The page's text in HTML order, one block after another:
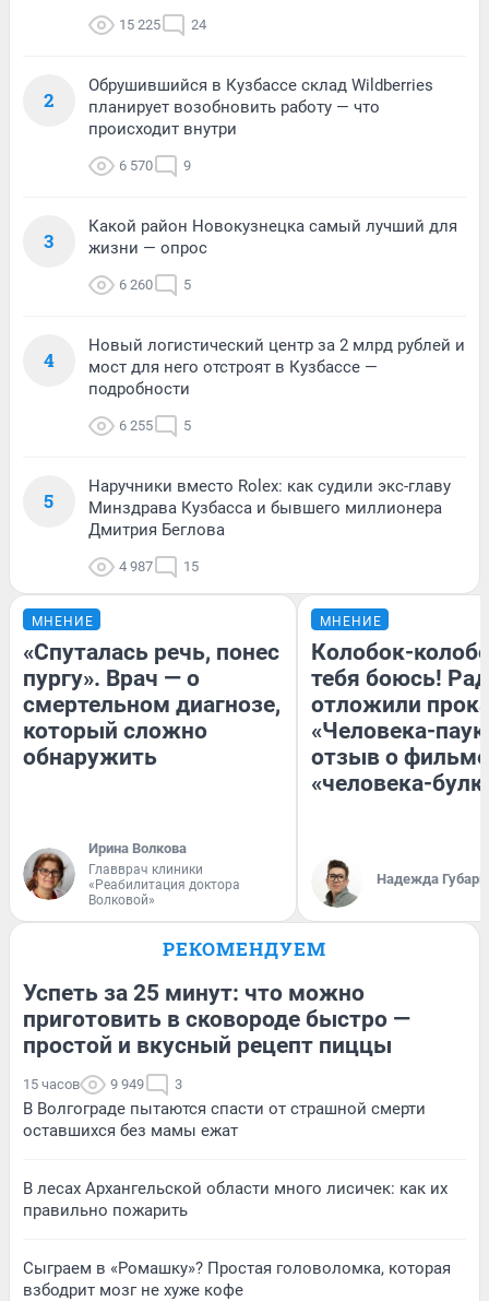
15 225 24
2
Обрушившийся в Кузбассе склад Wildberries
планирует возобновить работу — что
происходит внутри
6 570 9
3
Какой район Новокузнецка самый лучший для
жизни — опрос
6 260 5
4
Новый логистический центр за 2 млрд рублей и
мост для него отстроят в Кузбассе —
подробности
6 255 5
5
Наручники вместо Rolex: как судили экс-главу
Минздрава Кузбасса и бывшего миллионера
Дмитрия Беглова
4 987 15
МНЕНИЕ
«Спуталась речь, понес
пургу». Врач — о
смертельном диагнозе,
который сложно
обнаружить
Ирина Волкова
Главврач клиники
«Реабилитация доктора
Волковой»
МНЕНИЕ
Колобок-
тебя боюсь!
отложили
«Человека-
отзыв о
«человека-
Надежда Губарь
РЕКОМЕНДУЕМ
Успеть за 25 минут: что можно
приготовить в сковороде быстро —
простой и вкусный рецепт пиццы
15 часов 9 949 3
В Волгограде пытаются спасти от страшной смерти
оставшихся без мамы ежат
В лесах Архангельской области много лисичек: как их
правильно пожарить
Сыграем в «Ромашку»? Простая головоломка, которая
взбодрит мозг не хуже кофе